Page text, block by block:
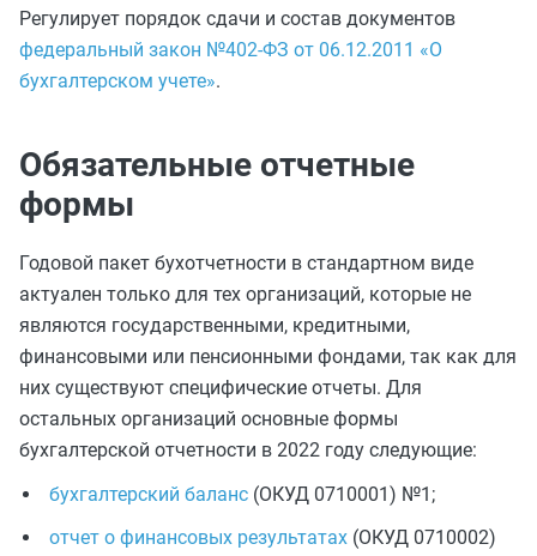
Регулирует порядок сдачи и состав документов
федеральный закон №402-ФЗ от 06.12.2011 «О
бухгалтерском учете».
Обязательные отчетные
формы
Годовой пакет бухотчетности в стандартном виде
актуален только для тех организаций, которые не
являются государственными, кредитными,
финансовыми или пенсионными фондами, так как для
них существуют специфические отчеты. Для
остальных организаций основные формы
бухгалтерской отчетности в 2022 году следующие:
бухгалтерский баланс (ОКУД 0710001) №1;
отчет о финансовых результатах (ОКУД 0710002)